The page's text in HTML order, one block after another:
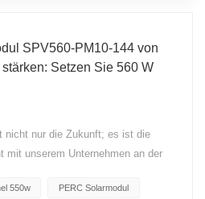
SPV560-PM10-144 von
Setzen Sie 560 W
nicht nur die Zukunft; es ist die
mit unserem Unternehmen an der
bietet einen beeindruckenden
550w PERC Solarmodul